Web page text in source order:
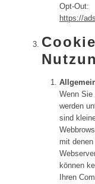
Opt-Out:
https://
Wenn Sie
werden
sind
mit
können
Ihren